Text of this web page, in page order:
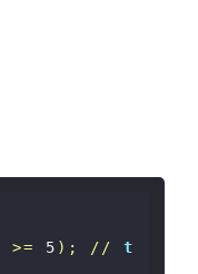
>= 5 ); //
t